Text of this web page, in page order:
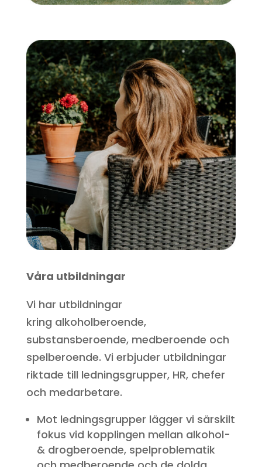
Våra utbildningar
Vi har utbildningar
kring alkoholberoende,
substansberoende, medberoende och
spelberoende. Vi erbjuder utbildningar
riktade till ledningsgrupper, HR, chefer
och medarbetare.
Mot ledningsgrupper lägger vi särskilt
fokus vid kopplingen mellan alkohol-
& drogberoende, spelproblematik